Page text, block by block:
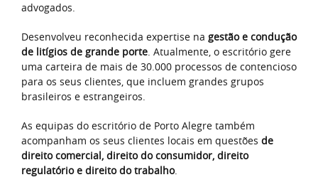
advogados.
Desenvolveu reconhecida expertise na gestão e condução
de litígios de grande porte. Atualmente, o escritório gere
uma carteira de mais de 30.000 processos de contencioso
para os seus clientes, que incluem grandes grupos
brasileiros e estrangeiros.
As equipas do escritório de Porto Alegre também
acompanham os seus clientes locais em questões de
direito comercial, direito do consumidor, direito
regulatório e direito do trabalho.